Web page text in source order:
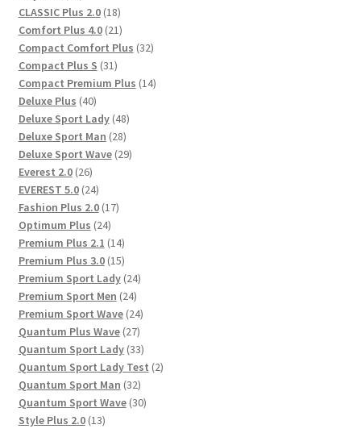
Produkte
CLASSIC Plus 2.0 1818
Produkte
Comfort Plus 4.0 2121
Produkte
Compact Comfort Plus 3232
Compact Plus S 3131
Produkte
Compact Premium Plus 1414
Deluxe Plus 4040
Produkte
Deluxe Sport Lady 4848
Produkte
Deluxe Sport Man 2828
Produkte
Deluxe Sport Wave 2929
Everest 2.0 2626
Produkte
EVEREST 5.0 2424
Produkte
Fashion Plus 2.0 1717
Optimum Plus 2424
Produkte
Premium Plus 2.1 1414
Produkte
Premium Plus 3.0 1515
Produkte
Premium Sport Lady 2424
Premium Sport Men 2424
Produkte
Premium Sport Wave 2424
Produkte
Quantum Plus Wave 2727
Produkte
Quantum Sport Lady 3333
Produkte
Quantum Sport Lady Test 22
Quantum Sport Man 3232
Produkte
Quantum Sport Wave 3030
Style Plus 2.0 1313